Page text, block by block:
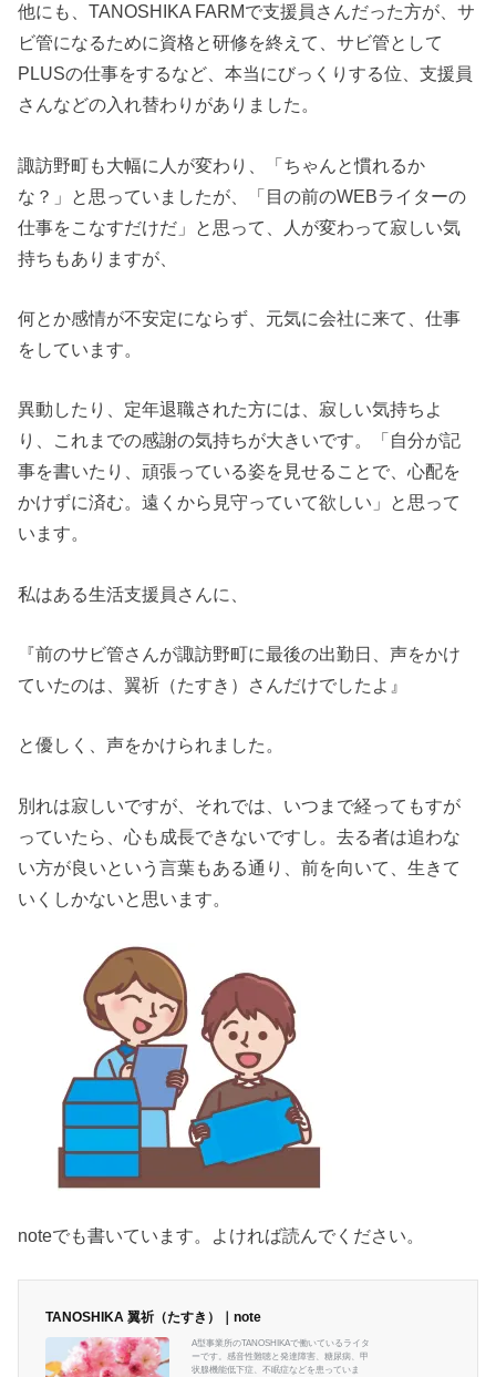
他にも、TANOSHIKA FARMで支援員さんだった方が、サ
ビ管になるために資格と研修を終えて、サビ管として
PLUSの仕事をするなど、本当にびっくりする位、支援員
さんなどの入れ替わりがありました。
諏訪野町も大幅に人が変わり、「ちゃんと慣れるか
な？」と思っていましたが、「目の前のWEBライターの
仕事をこなすだけだ」と思って、人が変わって寂しい気
持ちもありますが、
何とか感情が不安定にならず、元気に会社に来て、仕事
をしています。
異動したり、定年退職された方には、寂しい気持ちよ
り、これまでの感謝の気持ちが大きいです。「自分が記
事を書いたり、頑張っている姿を見せることで、心配を
かけずに済む。遠くから見守っていて欲しい」と思って
います。
私はある生活支援員さんに、
『前のサビ管さんが諏訪野町に最後の出勤日、声をかけ
ていたのは、翼祈（たすき）さんだけでしたよ』
と優しく、声をかけられました。
別れは寂しいですが、それでは、いつまで経ってもすが
っていたら、心も成長できないですし。去る者は追わな
い方が良いという言葉もある通り、前を向いて、生きて
いくしかないと思います。
noteでも書いています。よければ読んでください。
TANOSHIKA 翼祈（たすき）｜note
A型事業所のTANOSHIKAで働いているライタ
ーです。感音性難聴と発達障害、糖尿病、甲
状腺機能低下症、不眠症などを患っていま